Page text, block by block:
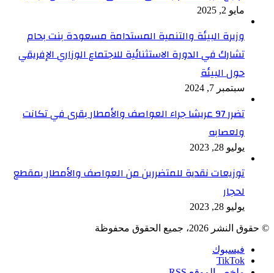
مايو 2, 2025
وزيرة البيئة والتنمية المستدامة مسعودة بنت بحام
تشارك في الدورة الاستثنائية للاجتماع الوزاري الإفريقي
حول البيئة
سبتمبر 7, 2024
تضرر 97 عريشا جراء العواصف والأمطار بقرى في تكانت
ولعصابه
يوليو 28, 2023
توزيعات نقدية للمتضررين من العواصف والأمطار بمقطع
لحجار
يوليو 28, 2023
© حقوق النشر 2026، جميع الحقوق محفوظة
فيسبوك
TikTok